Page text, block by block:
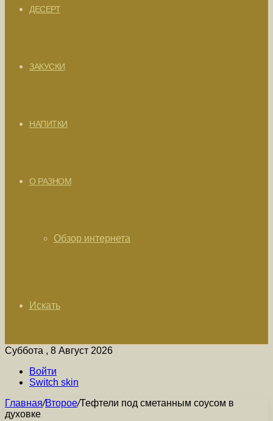
ДЕСЕРТ
ЗАКУСКИ
НАПИТКИ
О РАЗНОМ
Обзор интернета
Искать
Суббота , 8 Август 2026
Войти
Switch skin
Главная/Второе/Тефтели под сметанным соусом в
духовке